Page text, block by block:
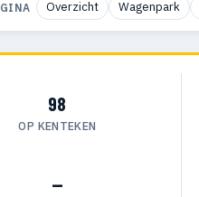
Overzicht Wagenpark
98
OP KENTEKEN
—